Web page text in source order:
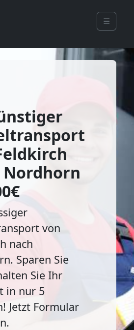
☰
Nordhorn
von
nach
Sparen Sie
Sie Ihr
in nur 5
Jetzt Formular